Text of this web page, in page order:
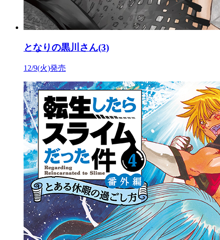
となりの黒川さん(3)
12/9(火)発売